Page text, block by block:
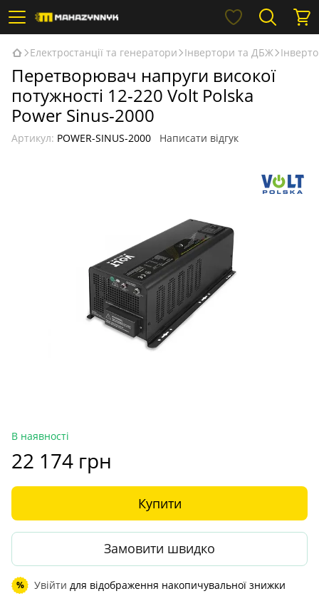
Електростанції та генератори Інвертори та ДБЖ
Перетворювач напруги високої
потужності 12-220 Volt Polska
Power Sinus-2000
Артикул: POWER-SINUS-2000 Написати відгук
В наявності
22 174 грн
Купити
Замовити швидко
% Увійти для відображення накопичувальної знижки